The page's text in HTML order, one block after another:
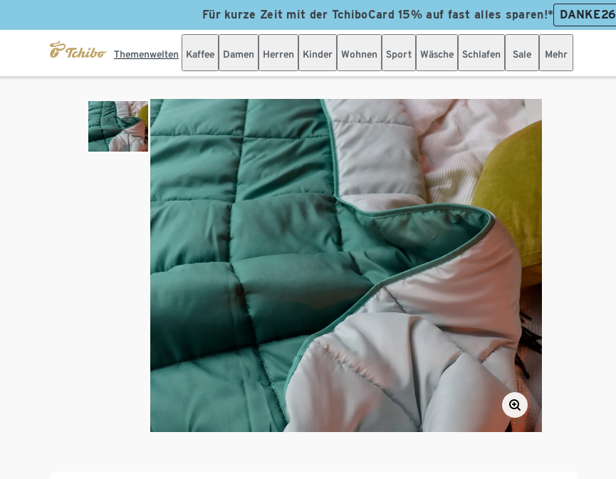
Für kurze Zeit mit der TchiboCard 15% auf fast alles sparen!* DANKE26
Themenwelten Kaffee Damen Herren Kinder Wohnen Sport Wäsche Schlafen Sale Mehr